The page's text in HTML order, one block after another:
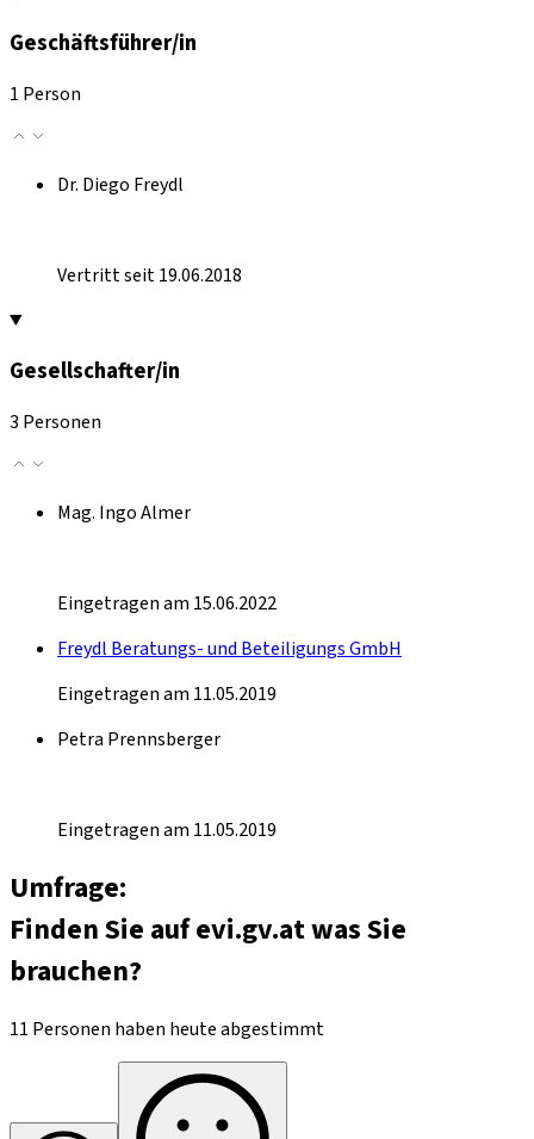
Geschäftsführer/in
1 Person
Dr. Diego Freydl
Vertritt seit 19.06.2018
Gesellschafter/in
3 Personen
Mag. Ingo Almer
Eingetragen am 15.06.2022
Freydl Beratungs- und Beteiligungs GmbH
Eingetragen am 11.05.2019
Petra Prennsberger
Eingetragen am 11.05.2019
Umfrage:
Finden Sie auf evi.gv.at was Sie
brauchen?
11 Personen haben heute abgestimmt